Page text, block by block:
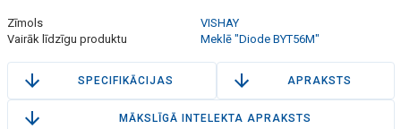
Zīmols
VISHAY
Vairāk līdzīgu produktu
Meklē "Diode BYT56M"
SPECIFIKĀCIJAS APRAKSTS
MĀKSLĪGĀ INTELEKTA APRAKSTS